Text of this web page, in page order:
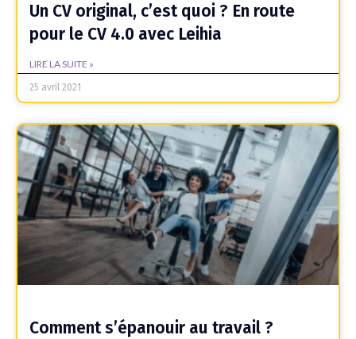
Un CV original, c’est quoi ? En route
pour le CV 4.0 avec Leihia
LIRE LA SUITE »
25 avril 2021
Comment s’épanouir au travail ?